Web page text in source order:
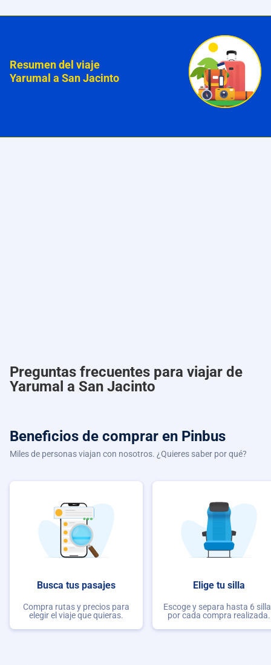
Resumen del viaje
Yarumal a San Jacinto
Preguntas frecuentes para viajar de
Yarumal a San Jacinto
Beneficios de comprar en Pinbus
Miles de personas viajan con nosotros. ¿Quieres saber por qué?
Busca tus pasajes
Compra rutas y precios para
elegir el viaje que quieras.
Elige tu silla
Escoge y separa hasta 6
por cada compra realizada.